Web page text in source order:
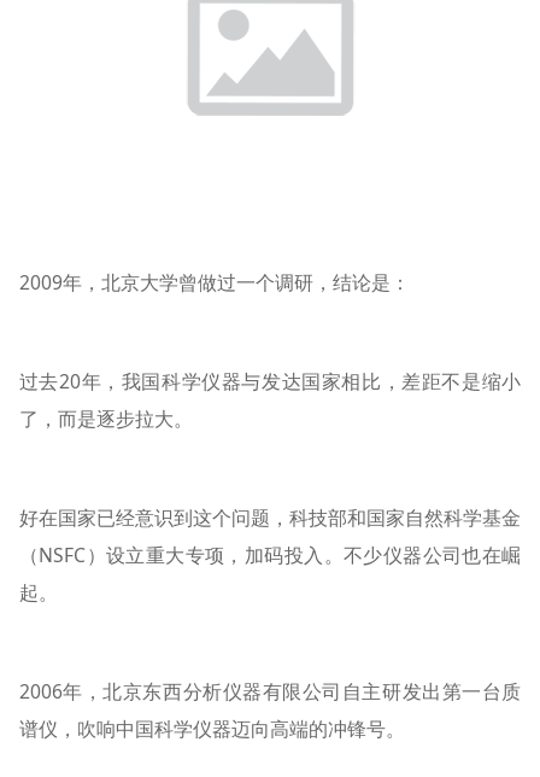
2009年，北京大学曾做过一个调研，结论是：
过去20年，我国科学仪器与发达国家相比，差距不是缩小
了，而是逐步拉大。
好在国家已经意识到这个问题，科技部和国家自然科学基金
（NSFC）设立重大专项，加码投入。不少仪器公司也在崛
起。
2006年，北京东西分析仪器有限公司自主研发出第一台质
谱仪，吹响中国科学仪器迈向高端的冲锋号。